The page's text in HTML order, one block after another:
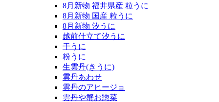
8月新物 福井県産 粒うに
8月新物 国産 粒うに
8月新物 汐うに
越前仕立て汐うに
干うに
粉うに
生雲丹(きうに)
雲丹あわせ
雲丹のアヒージョ
雲丹や蟹お惣菜